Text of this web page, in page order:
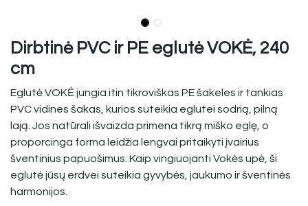
Dirbtinė PVC ir PE eglutė VOKĖ, 240
cm
Eglutė VOKĖ jungia itin tikroviškas PE šakeles ir tankias
PVC vidines šakas, kurios suteikia eglutei sodrią, pilną
lają. Jos natūrali išvaizda primena tikrą miško eglę, o
proporcinga forma leidžia lengvai pritaikyti įvairius
šventinius papuošimus. Kaip vingiuojanti Vokės upė, ši
eglutė jūsų erdvei suteikia gyvybės, jaukumo ir šventinės
harmonijos.